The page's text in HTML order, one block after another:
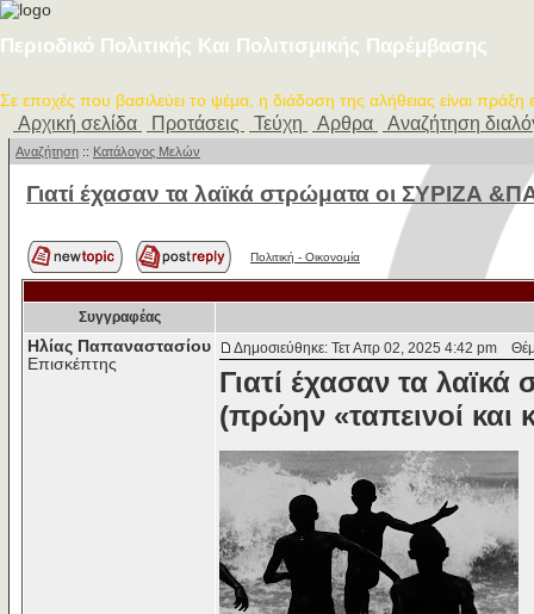
Περιοδικό Πολιτικής Και Πολιτισμικής Παρέμβασης
Σε εποχές που βασιλεύει το ψέμα, η διάδοση της αλήθειας είναι πράξη
Αρχική σελίδα Προτάσεις Τεύχη Αρθρα Αναζήτηση
Αναζήτηση :: Κατάλογος Μελών
Γιατί έχασαν τα λαϊκά στρώματα οι ΣΥΡΙΖΑ
Πολιτική - Oικονομία
Συγγραφέας
Ηλίας Παπαναστασίου
Επισκέπτης
Δημοσιεύθηκε: Τετ Απρ 02, 2025 4:42 pm
Γιατί έχασαν τα
(πρώην «ταπεινοί και